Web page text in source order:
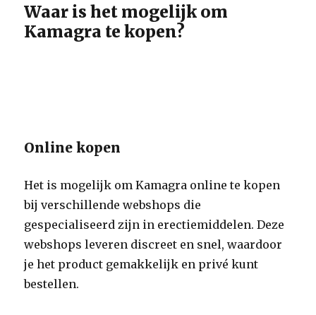
Waar is het mogelijk om
Kamagra te kopen?
Online kopen
Het is mogelijk om Kamagra online te kopen
bij verschillende webshops die
gespecialiseerd zijn in erectiemiddelen. Deze
webshops leveren discreet en snel, waardoor
je het product gemakkelijk en privé kunt
bestellen.